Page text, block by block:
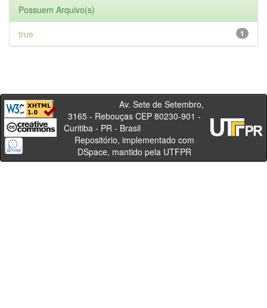
Possuem Arquivo(s)
1
true
Av. Sete de Setembro,
3165 - Rebouças CEP 80230-901 -
Curitiba - PR - Brasil
Repositório, implementado com
DSpace, mantido pela UTFPR